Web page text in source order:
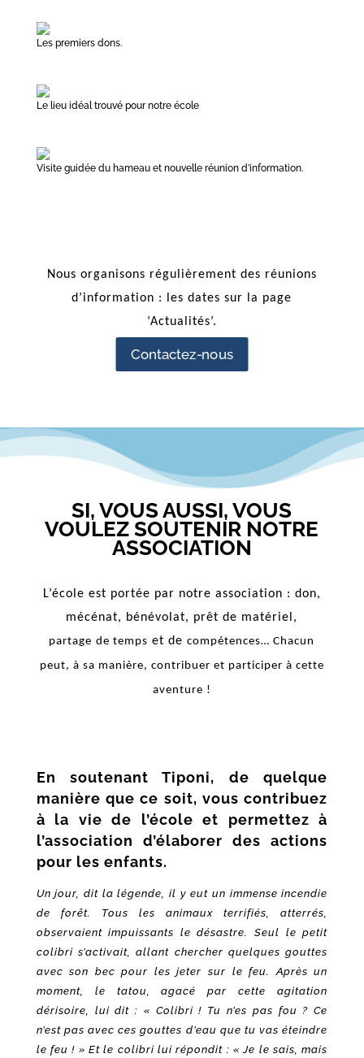
Les premiers dons.
Le lieu idéal trouvé pour notre école
Visite guidée du hameau et nouvelle réunion d’information.
Nous organisons régulièrement des réunions
d’information : les dates sur la page
‘Actualités’.
Contactez-nous
SI, VOUS AUSSI, VOUS
VOULEZ SOUTENIR NOTRE
ASSOCIATION
L’école est portée par notre association : don,
mécénat, bénévolat, prêt de matériel,
partage de temps et decompétences…Chacun
peut, à sa manière, contribuer et participer à cette
aventure !
En soutenant Tiponi, de quelque
manière que ce soit, vous contribuez
à la vie de l’école et permettez à
l’association d’élaborer des actions
pour les enfants.
Un jour, dit la légende, il y eut un immense incendie
de forêt. Tous les animaux terrifiés, atterrés,
observaient impuissants le désastre. Seul le petit
colibri s’activait, allant chercher quelques gouttes
avec son bec pour les jeter sur le feu. Après un
moment, le tatou, agacé par cette agitation
dérisoire, lui dit : « Colibri ! Tu n’es pas fou ? Ce
n’est pas avec ces gouttes d’eau que tu vas éteindre
le feu ! »Et le colibri lui répondit : « Je le sais, mais